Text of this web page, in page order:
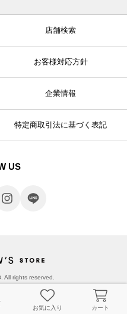
店舗検索
お客様対応方針
企業情報
特定商取引法に基づく表記
US
All rights reserved.
お気に入り カート